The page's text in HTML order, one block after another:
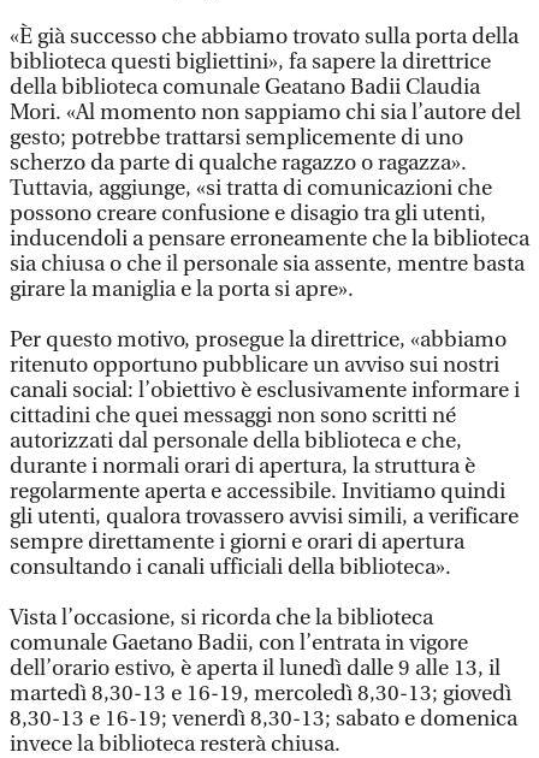
«È già successo che abbiamo trovato sulla porta della
biblioteca questi bigliettini», fa sapere la direttrice
della biblioteca comunale Geatano Badii Claudia
Mori. «Al momento non sappiamo chi sia l’autore del
gesto; potrebbe trattarsi semplicemente di uno
scherzo da parte di qualche ragazzo o ragazza».
Tuttavia, aggiunge, «si tratta di comunicazioni che
possono creare confusione e disagio tra gli utenti,
inducendoli a pensare erroneamente che la biblioteca
sia chiusa o che il personale sia assente, mentre basta
girare la maniglia e la porta si apre».
Per questo motivo, prosegue la direttrice, «abbiamo
ritenuto opportuno pubblicare un avviso sui nostri
canali social: l’obiettivo è esclusivamente informare i
cittadini che quei messaggi non sono scritti né
autorizzati dal personale della biblioteca e che,
durante i normali orari di apertura, la struttura è
regolarmente aperta e accessibile. Invitiamo quindi
gli utenti, qualora trovassero avvisi simili, a verificare
sempre direttamente i giorni e orari di apertura
consultando i canali ufficiali della biblioteca».
Vista l’occasione, si ricorda che la biblioteca
comunale Gaetano Badii, con l’entrata in vigore
dell’orario estivo, è aperta il lunedì dalle 9 alle 13, il
martedì 8,30-13 e 16-19, mercoledì 8,30-13; giovedì
8,30-13 e 16-19; venerdì 8,30-13; sabato e domenica
invece la biblioteca resterà chiusa.